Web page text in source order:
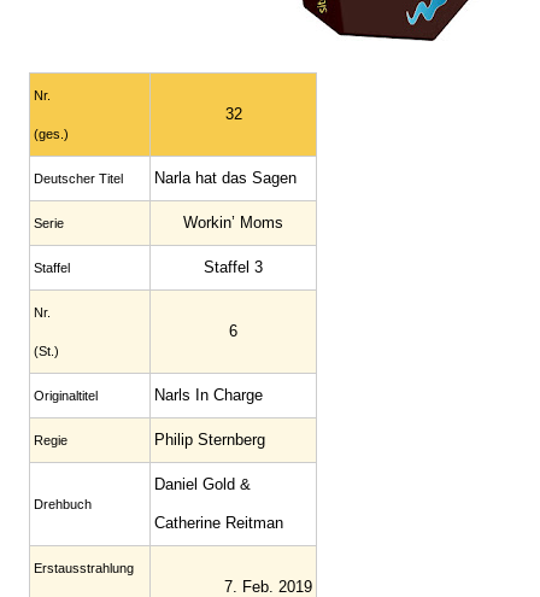
Nr.
(ges.)
32
Deutscher Titel Narla hat das Sagen
Serie Workin’ Moms
Staffel Staffel 3
Nr.
(St.)
6
Original­titel Narls In Charge
Regie Philip Sternberg
Drehbuch
Daniel Gold &
Catherine Reitman
Erstaus­strahlung
7. Feb. 2019